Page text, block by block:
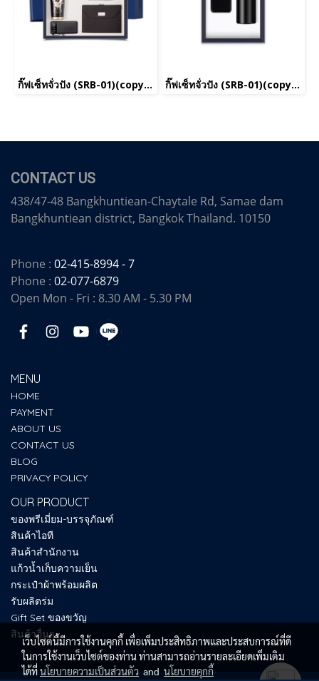
กิ๊ฟเซ็ทจั่วปัง (SRB-01)(copy)(copy)(copy)(copy)(copy)(copy)(copy)(copy)(copy)(copy) กิ๊ฟเซ็ทจั่วปัง (SRB-01)(copy)(copy)(copy)(copy)(copy)(copy)(copy)(copy)(copy)(copy)(copy)
CONTACT US
438/47-48 Bangkhuntiean-Chaytale Rd, Samae dam
Bangkhuntiean district, Bangkok Thailand. 10150
Phone : 02-415-8994 - 7
Phone : 02-077-6879
Open Mon - Fri : 8.30 AM - 5.30 PM
MENU
HOME
PAYMENT
ABOUT US
CONTACT US
BLOG
PRIVACY POLICY
OUR PRODUCT
ของพรีเมี่ยม-บรรจุภัณฑ์
สินค้าไอที
สินค้าสำนักงาน
แก้วน้ำเก็บความเย็น
กระเป๋าผ้าพร้อมผลิต
รับผลิตร่ม
Gift Set ของขวัญ
สินค้าอื่นๆ
เว็บไซต์นี้มีการใช้งานคุกกี้ เพื่อเพิ่มประสิทธิภาพและประสบการณ์ที่ดี
ในการใช้งานเว็บไซต์ของท่าน ท่านสามารถอ่านรายละเอียดเพิ่มเติม
ได้ที่นโยบายความเป็นส่วนตัว and นโยบายคุกกี้